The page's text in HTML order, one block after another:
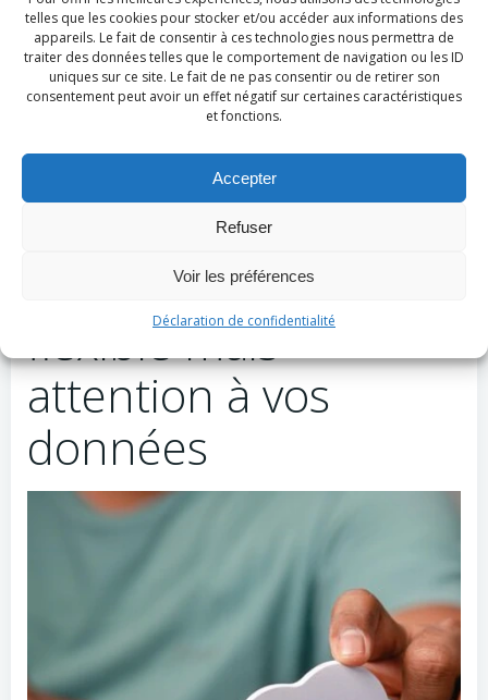
telles que les cookies pour stocker et/ou accéder aux informations des
appareils. Le fait de consentir à ces technologies nous permettra de
traiter des données telles que le comportement de navigation ou les ID
uniques sur ce site. Le fait de ne pas consentir ou de retirer son
consentement peut avoir un effet négatif sur certaines caractéristiques
et fonctions.
Accepter
Refuser
Voir les préférences
Déclaration de confidentialité
Les entreprises doivent évaluer la balance entre le
niveau de personnalisation nécessaire et la prévision
financière pour déterminer si cette option convient à
leurs besoins en gestion de projet informatique.
Hébergeur Cloud :
flexible mais
attention à vos
données